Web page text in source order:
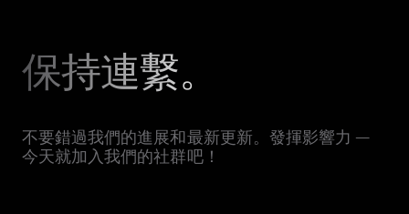
保持連繫。
不要錯過我們的進展和最新更新。發揮影響力 —
今天就加入我們的社群吧！